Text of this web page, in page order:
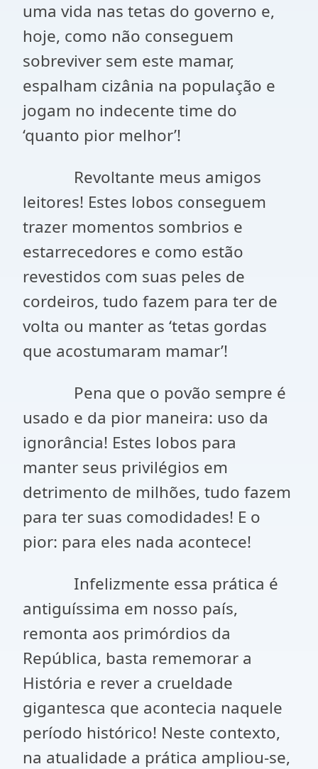
uma vida nas tetas do governo e,
hoje, como não conseguem
sobreviver sem este mamar,
espalham cizânia na população e
jogam no indecente time do
‘quanto pior melhor’!
Revoltante meus amigos
leitores! Estes lobos conseguem
trazer momentos sombrios e
estarrecedores e como estão
revestidos com suas peles de
cordeiros, tudo fazem para ter de
volta ou manter as ‘tetas gordas
que acostumaram mamar’!
Pena que o povão sempre é
usado e da pior maneira: uso da
ignorância! Estes lobos para
manter seus privilégios em
detrimento de milhões, tudo fazem
para ter suas comodidades! E o
pior: para eles nada acontece!
Infelizmente essa prática é
antiguíssima em nosso país,
remonta aos primórdios da
República, basta rememorar a
História e rever a crueldade
gigantesca que acontecia naquele
período histórico! Neste contexto,
na atualidade a prática ampliou-se,